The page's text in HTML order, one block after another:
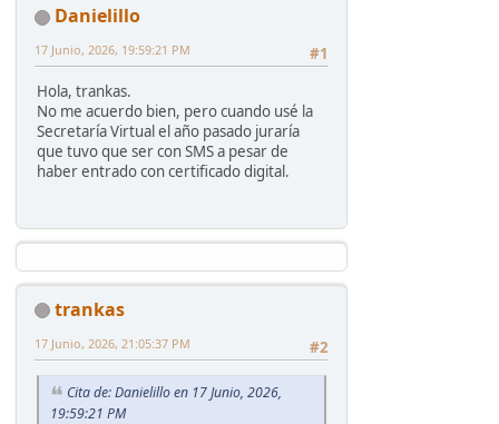
Danielillo
#1
17 Junio, 2026, 19:59:21 PM
Hola, trankas.
No me acuerdo bien, pero cuando usé la
Secretaría Virtual el año pasado juraría
que tuvo que ser con SMS a pesar de
haber entrado con certificado digital.
trankas
#2
17 Junio, 2026, 21:05:37 PM
Cita de: Danielillo en 17 Junio, 2026,
19:59:21 PM